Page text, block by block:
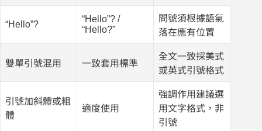
“Hello”?
“Hello”? /
“Hello?”
問號須根據語氣
落在應有位置
雙單引號混用 一致套用標準
全文一致採美式
或英式引號格式
引號加斜體或粗
體
適度使用
強調作用建議選
用文字格式，非
引號